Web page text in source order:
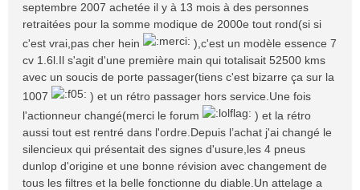
septembre 2007 achetée il y à 13 mois à des personnes
retraitées pour la somme modique de 2000e tout rond(si si
c'est vrai,pas cher hein
),c'est un modèle essence 7
cv 1.6l.Il s'agit d'une première main qui totalisait 52500 kms
avec un soucis de porte passager(tiens c'est bizarre ça sur la
1007
) et un rétro passager hors service.Une fois
l'actionneur changé(merci le forum
) et la rétro
aussi tout est rentré dans l'ordre.Depuis l’achat j'ai changé le
silencieux qui présentait des signes d'usure,les 4 pneus
dunlop d'origine et une bonne révision avec changement de
tous les filtres et la belle fonctionne du diable.Un attelage a